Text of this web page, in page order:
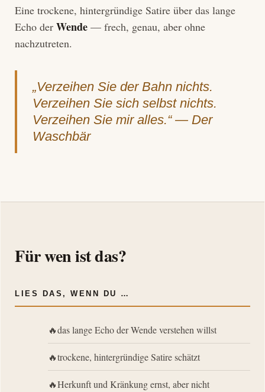
Eine trockene, hintergründige Satire über das lange
Echo der Wende — frech, genau, aber ohne
nachzutreten.
„Verzeihen Sie der Bahn nichts.
Verzeihen Sie sich selbst nichts.
Verzeihen Sie mir alles.“ — Der
Waschbär
Für wen ist das?
LIES DAS, WENN DU …
das lange Echo der Wende verstehen willst
trockene, hintergründige Satire schätzt
Herkunft und Kränkung ernst, aber nicht